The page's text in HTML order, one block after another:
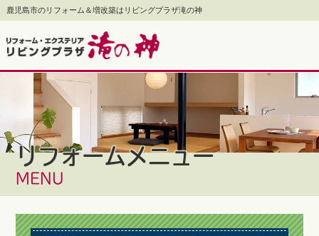
鹿児島市のリフォーム＆増改築はリビングプラザ滝の神
リフォームメニュー
MENU